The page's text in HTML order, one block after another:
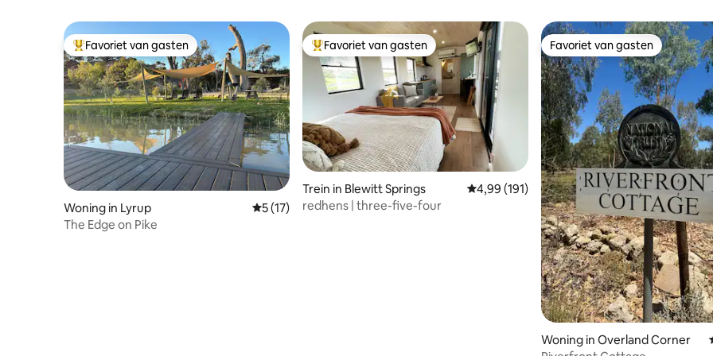
Topfavoriet van gasten
Favoriet van gasten
Woning in Lyrup Gemiddelde beoordeling van 5 op 5, 17 recensies
5 (17)
The Edge on Pike
Topfavoriet van gasten
Favoriet van gasten
Trein in Blewitt Springs Gemiddelde beoordeling van 4,99 op 5, 191
4,99 (191)
redhens | three-five-four
Favoriet van gasten
Favoriet van gasten
Woning in Overland Corner